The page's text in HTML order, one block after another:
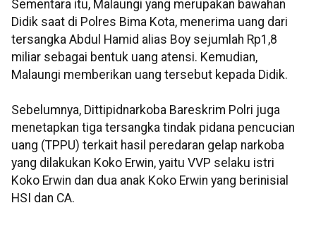
Sementara itu, Malaungi yang merupakan bawahan
Didik saat di Polres Bima Kota, menerima uang dari
tersangka Abdul Hamid alias Boy sejumlah Rp1,8
miliar sebagai bentuk uang atensi. Kemudian,
Malaungi memberikan uang tersebut kepada Didik.
Sebelumnya, Dittipidnarkoba Bareskrim Polri juga
menetapkan tiga tersangka tindak pidana pencucian
uang (TPPU) terkait hasil peredaran gelap narkoba
yang dilakukan Koko Erwin, yaitu VVP selaku istri
Koko Erwin dan dua anak Koko Erwin yang berinisial
HSI dan CA.